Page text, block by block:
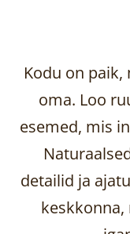
Kodu on
oma. Loo
esemed, mis
detailid ja